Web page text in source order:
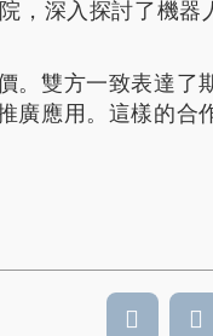
，深入探討了機器
。雙方一致表達了
廣應用。這樣的合